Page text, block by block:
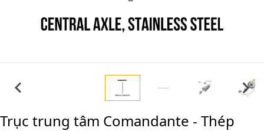
Trục trung tâm Comandante - Thép